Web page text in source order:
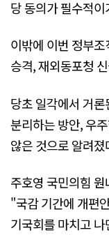
당 동의가 필수적
이밖에 이번 정부
승격, 재외동포청
당초 일각에서 거
분리하는 방안, 우
않은 것으로 알려졌
주호영 국민의힘
"국감 기간에 개편
기국회를 마치고